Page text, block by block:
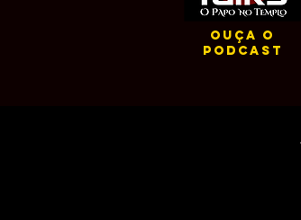
ouça o
podcast